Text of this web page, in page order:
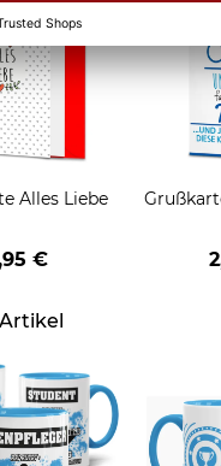
Alles Liebe
€